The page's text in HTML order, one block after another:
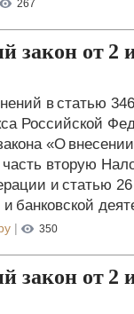
267
закон от 2
в статью
Российской
«О
вторую
и статью
банковской
| 350
закон от 2